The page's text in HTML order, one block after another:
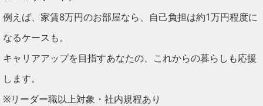
例えば、家賃8万円のお部屋なら、自己負担は約1万円程度に
なるケースも。
キャリアアップを目指すあなたの、これからの暮らしも応援
します。
※リーダー職以上対象・社内規程あり